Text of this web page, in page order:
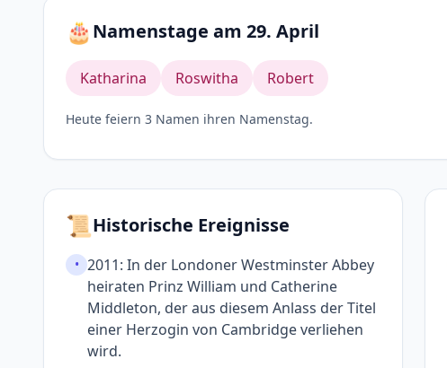
🎂Namenstage am 29. April
Katharina Roswitha Robert
Heute feiern 3 Namen ihren Namenstag.
📜Historische Ereignisse
• 2011: In der Londoner Westminster Abbey
heiraten Prinz William und Catherine
Middle­ton, der aus diesem Anlass der Titel
einer Herzogin von Cambridge ver­liehen
wird.